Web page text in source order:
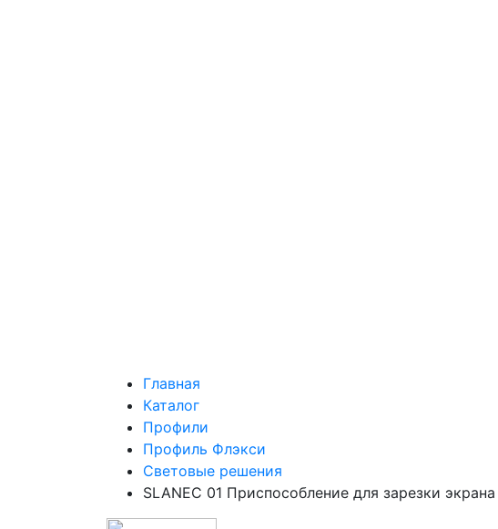
Главная
Каталог
Профили
Профиль Флэкси
Световые решения
SLANEC 01 Приспособление для зарезки